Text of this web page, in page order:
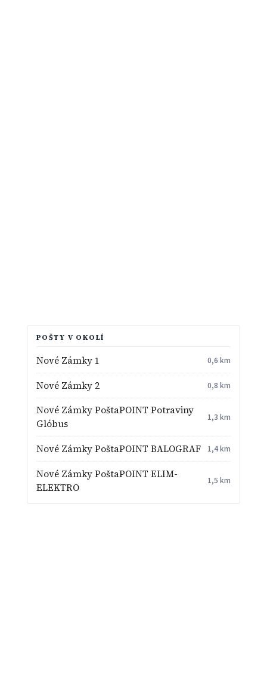
POŠTY V OKOLÍ
Nové Zámky 1 0,6 km
Nové Zámky 2 0,8 km
Nové Zámky PoštaPOINT Potraviny
Glóbus
1,3 km
Nové Zámky PoštaPOINT BALOGRAF 1,4 km
Nové Zámky PoštaPOINT ELIM-
ELEKTRO
1,5 km